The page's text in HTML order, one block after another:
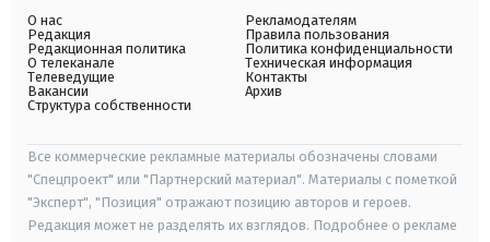
О нас
Редакция
Редакционная политика
О телеканале
Телеведущие
Вакансии
Структура собственности
Рекламодателям
Правила пользования
Политика конфиденциальности
Техническая информация
Контакты
Архив
Все коммерческие рекламные материалы обозначены словами
"Спецпроект" или "Партнерский материал". Материалы с пометкой
"Эксперт", "Позиция" отражают позицию авторов и героев.
Редакция может не разделять их взглядов. Подробнее о рекламе